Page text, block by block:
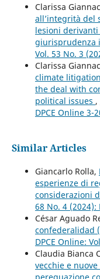
Clarissa
all’integrità del
lesioni
giurisprudenza
Vol. 53 No. 3
Clarissa
climate
the deal with
political issues ,
DPCE Online 3-
Similar Articles
Giancarlo Rolla,
esperienze di
considerazioni
68 No. 4 (2024):
César Aguado
confederalidad
DPCE Online:
Claudia Bianca
vecchie e
perequazione